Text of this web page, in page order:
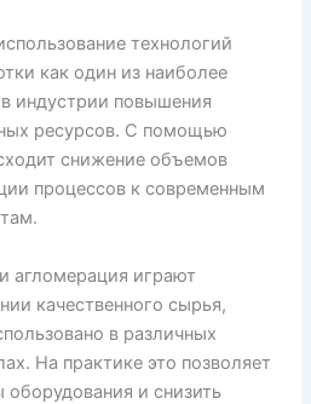
технологий
как один из наиболее
индустрии повышения
ресурсов. С помощью
снижение объемов
процессов к современным
агломерация играют
качественного сырья,
в различных
На практике это позволяет
и снизить